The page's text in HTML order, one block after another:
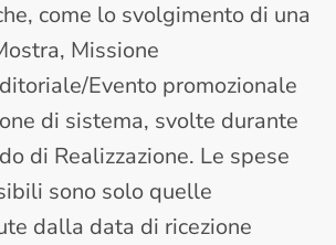
come lo svolgimento di una
Missione
Evento promozionale
di sistema, svolte durante
di Realizzazione. Le spese
sono solo quelle
dalla data di ricezione